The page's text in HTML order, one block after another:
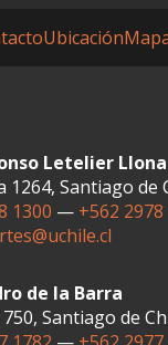
Ubicación
Letelier Llona
1264, Santiago de
1300 — +562 2978
de la Barra
Santiago de